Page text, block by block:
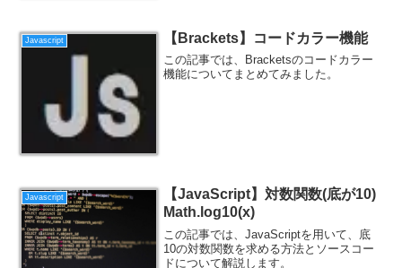
Javascript 【Brackets】コードカラー機能
この記事では、Bracketsのコードカラー
機能についてまとめてみました。
Javascript
【JavaScript】対数関数(底が10)
Math.log10(x)
この記事では、JavaScriptを用いて、底
10の対数関数を求める方法とソースコー
ドについて解説します。